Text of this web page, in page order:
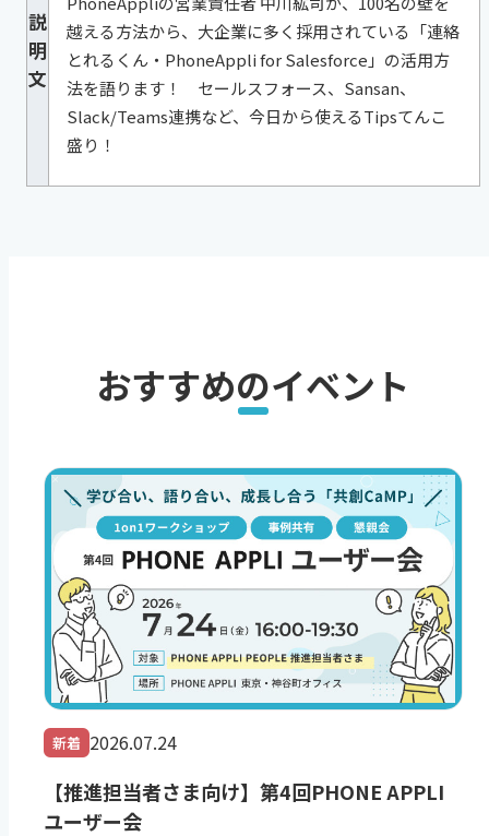
説
明
文
越える方法から、大企業に多く採用されている「連絡
とれるくん・PhoneAppli for Salesforce」の活用方
法を語ります！ セールスフォース、Sansan、
Slack/Teams連携など、今日から使えるTipsてんこ
盛り！
おすすめのイベント
新着 2026.07.24
【推進担当者さま向け】第4回PHONE APPLI
ユーザー会